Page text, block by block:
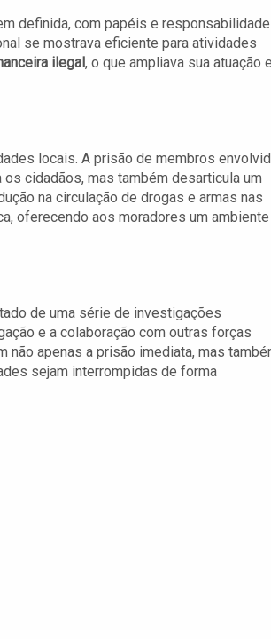
definida, com papéis e
se mostrava eficiente para atividades
ilegal , o que ampliava sua atuação
locais. A prisão de membros
cidadãos, mas também desarticula um
na circulação de drogas e armas nas
oferecendo aos moradores um ambiente
de uma série de investigações
e a colaboração com outras forças
apenas a prisão imediata, mas
sejam interrompidas de forma